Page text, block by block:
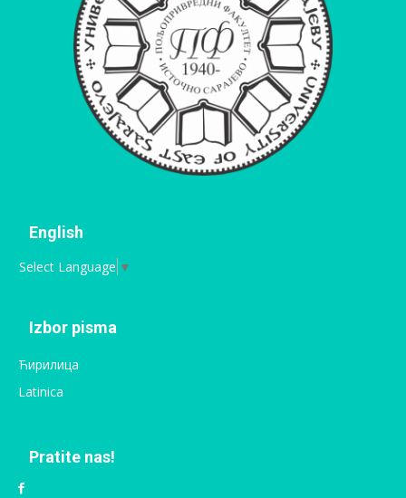
English
Select Language ▼
Izbor pisma
Ћирилица
Latinica
Pratite nas!